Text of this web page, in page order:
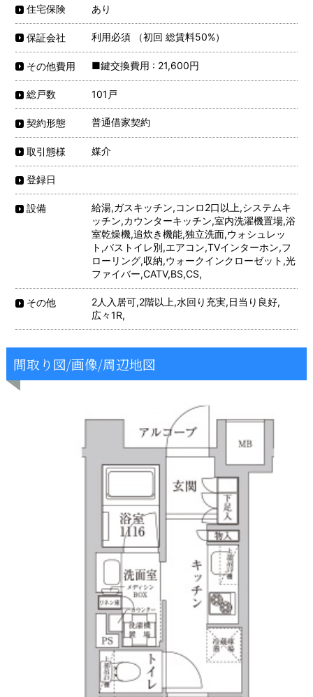
住宅保険 あり
保証会社 利用必須 （初回 総賃料50%）
その他費用 ■鍵交換費用 : 21,600円
総戸数 101戸
契約形態 普通借家契約
取引態様 媒介
登録日
設備
給湯,ガスキッチン,コンロ2口以上,システムキ
ッチン,カウンターキッチン,室内洗濯機置場,浴
室乾燥機,追炊き機能,独立洗面,ウォシュレッ
ト,バストイレ別,エアコン,TVインターホン,フ
ローリング,収納,ウォークインクローゼット,光
ファイバー,CATV,BS,CS,
その他
2人入居可,2階以上,水回り充実,日当り良好,
広々1R,
間取り図/画像/周辺地図